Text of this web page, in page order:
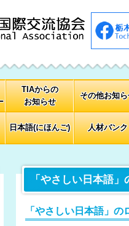
TIAからの
お知らせ
その他お知
日本語(にほんご) 人材バンク
「やさしい日本語」
「やさしい日本語」の